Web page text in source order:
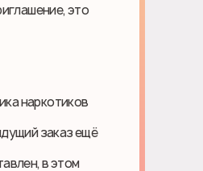
это
наркотиков
заказ ещё
в этом